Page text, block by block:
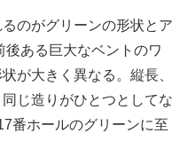
のがグリーンの形状とア
ある巨大なベントのワ
が大きく異なる。縦長、
じ造りがひとつとしてな
番ホールのグリーンに至